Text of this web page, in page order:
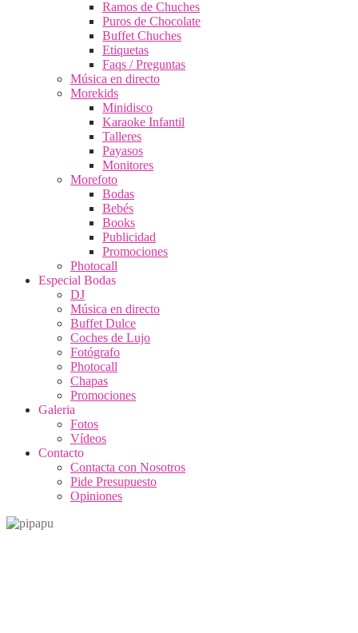
Ramos de Chuches
Puros de Chocolate
Buffet Chuches
Etiquetas
Faqs / Preguntas
Música en directo
Morekids
Minidisco
Karaoke Infantil
Talleres
Payasos
Monitores
Morefoto
Bodas
Bebés
Books
Publicidad
Promociones
Photocall
Especial Bodas
DJ
Música en directo
Buffet Dulce
Coches de Lujo
Fotógrafo
Photocall
Chapas
Promociones
Galeria
Fotos
Vídeos
Contacto
Contacta con Nosotros
Pide Presupuesto
Opiniones